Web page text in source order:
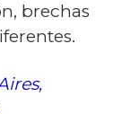
brechas